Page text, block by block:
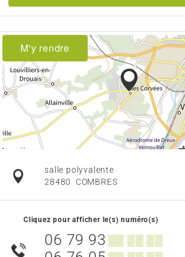
M'y rendre
salle polyvalente
28480
COMBRES
Cliquez pour afficher le(s) numéro(s)
06 79 93 ▒▒ ▒▒ ▒▒